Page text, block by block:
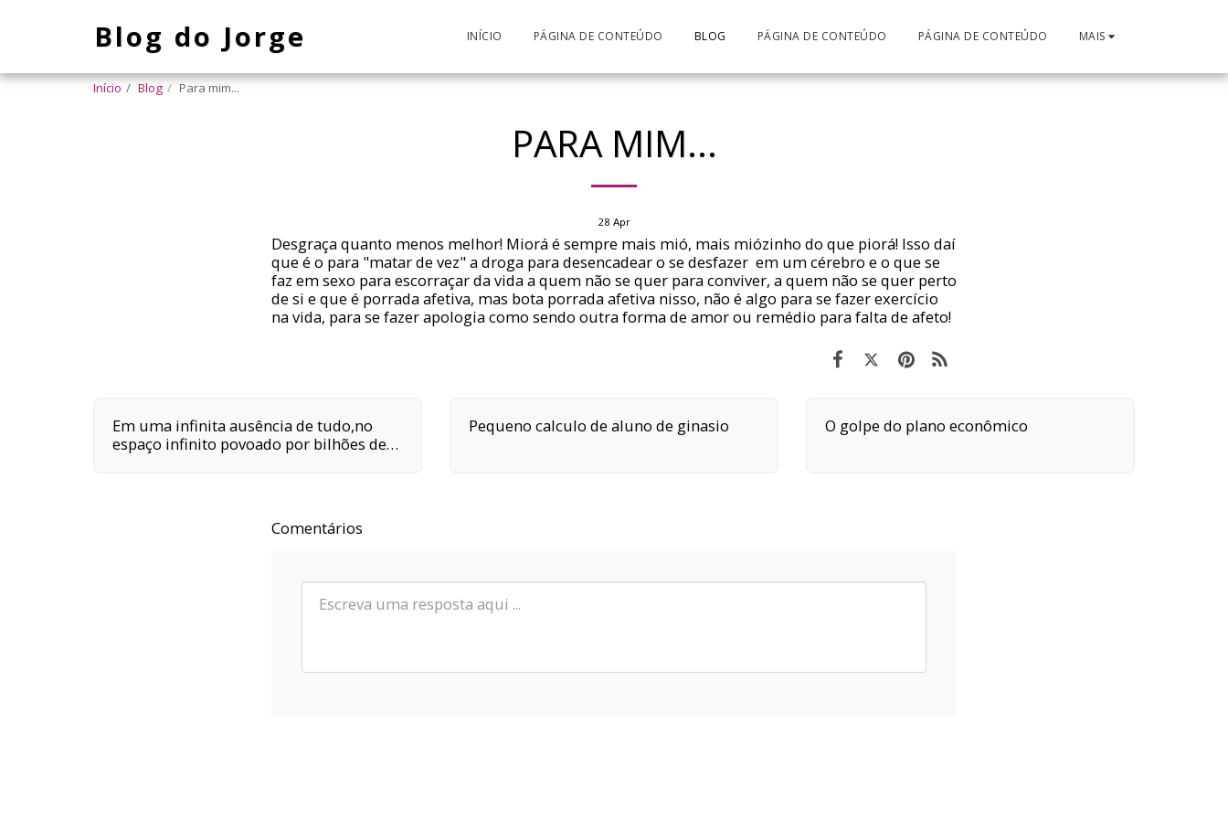
Blog do Jorge INÍCIO PÁGINA DE CONTEÚDO BLOG PÁGINA DE CONTEÚDO PÁGINA DE CONTEÚDO MAIS
Início Blog Para mim...
PARA MIM...
28 Apr
Desgraça quanto menos melhor! Miorá é sempre mais mió, mais miózinho do que piorá! Isso daí
que é o para "matar de vez" a droga para desencadear o se desfazer em um cérebro e o que se
faz em sexo para escorraçar da vida a quem não se quer para conviver, a quem não se quer perto
de si e que é porrada afetiva, mas bota porrada afetiva nisso, não é algo para se fazer exercício
na vida, para se fazer apologia como sendo outra forma de amor ou remédio para falta de afeto!
Em uma infinita ausência de tudo,no
espaço infinito povoado por bilhões de
neste lugar eu estou vivo.
Pequeno calculo de aluno de ginasio O golpe do plano econômico
Comentários